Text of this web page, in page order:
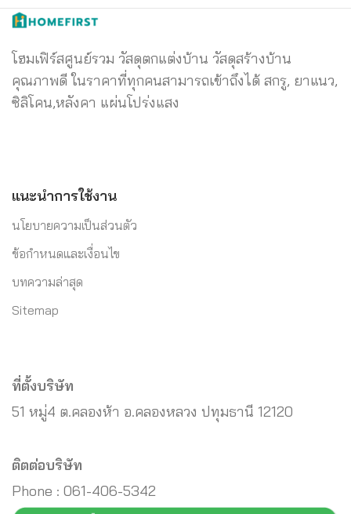
โฮมเฟิร์สศูนย์รวม วัสดุตกแต่งบ้าน วัสดุสร้างบ้าน
คุณภาพดี ในราคาที่ทุกคนสามารถเข้าถึงได้ สกรู, ยาแนว,
ซิลิโคน,หลังคา แผ่นโปร่งแสง
แนะนำการใช้งาน
นโยบายความเป็นส่วนตัว
ข้อกำหนดและเงื่อนไข
บทความล่าสุด
Sitemap
ที่ตั้งบริษัท
51 หมู่4 ต.คลองห้า อ.คลองหลวง ปทุมธานี 12120
ติตต่อบริษัท
Phone : 061-406-5342